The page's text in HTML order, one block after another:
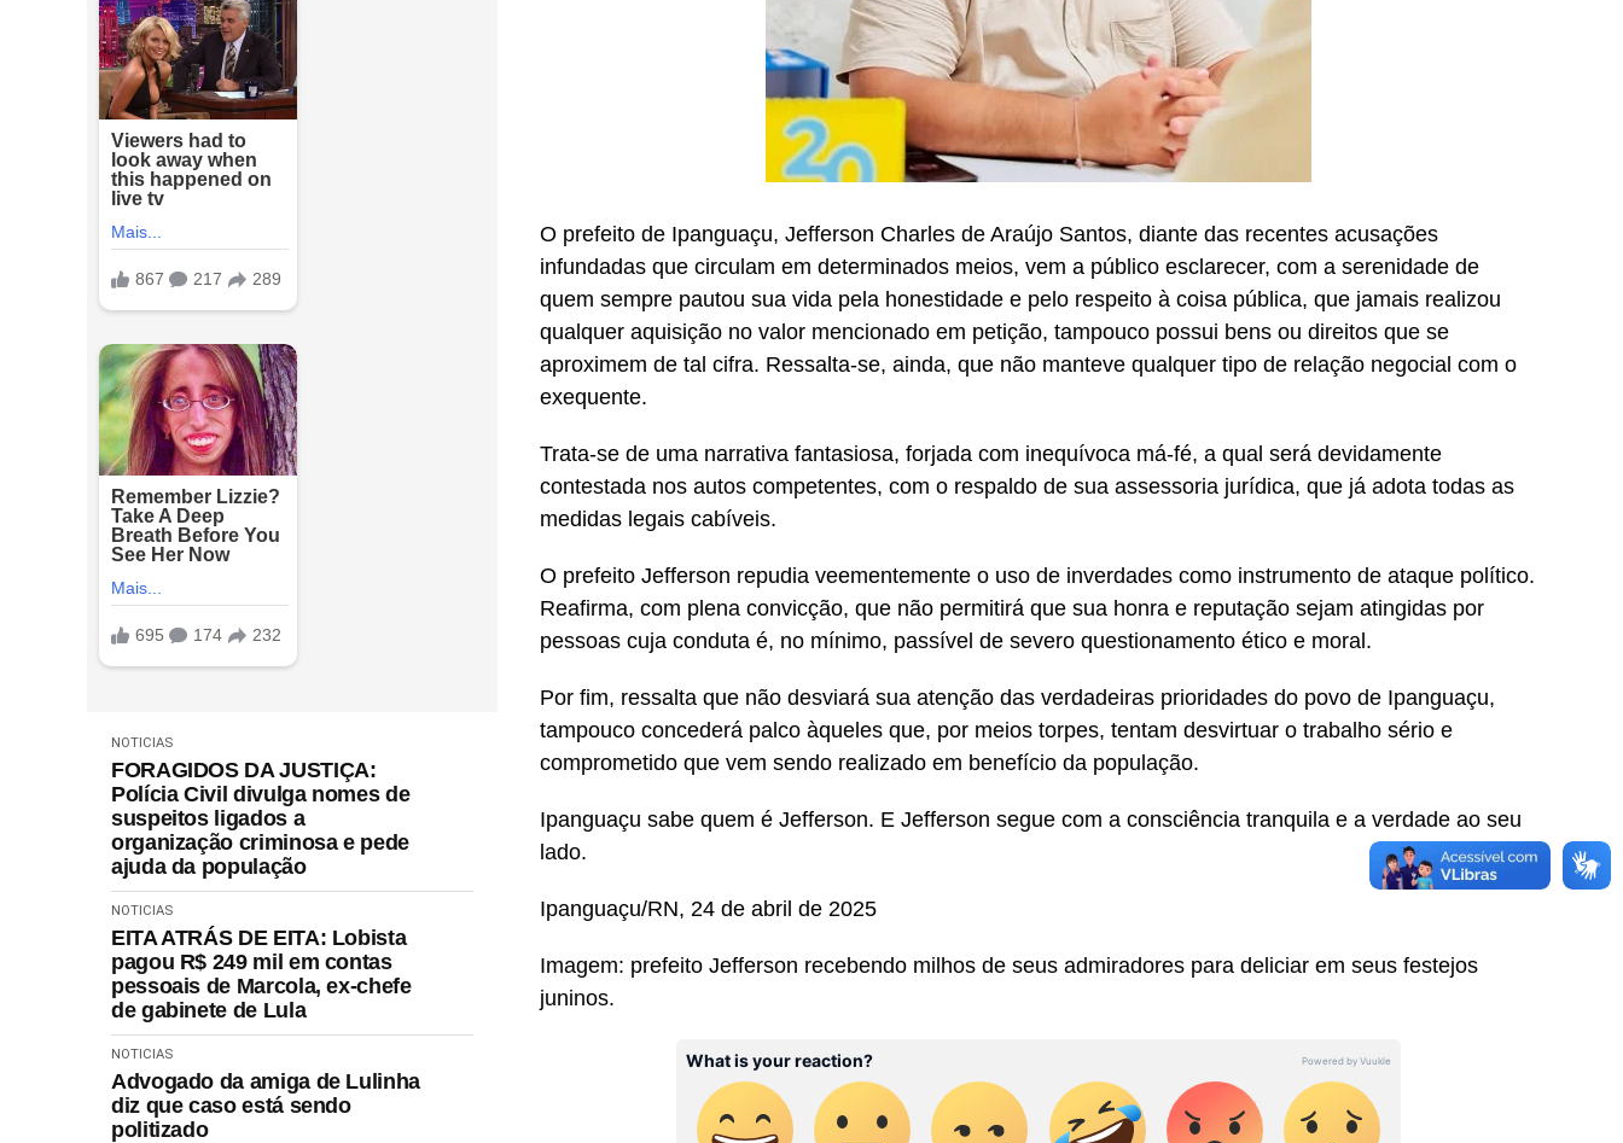
NOTICIAS
FORAGIDOS DA JUSTIÇA:
Polícia Civil divulga nomes de
suspeitos ligados a
organização criminosa e pede
ajuda da população
NOTICIAS
EITA ATRÁS DE EITA: Lobista
pagou R$ 249 mil em contas
pessoais de Marcola, ex-chefe
de gabinete de Lula
NOTICIAS
Advogado da amiga de Lulinha
diz que caso está sendo
politizado
O prefeito de Ipanguaçu, Jefferson Charles de Araújo Santos, diante das recentes acusações
infundadas que circulam em determinados meios, vem a público esclarecer, com a serenidade de
quem sempre pautou sua vida pela honestidade e pelo respeito à coisa pública, que jamais realizou
qualquer aquisição no valor mencionado em petição, tampouco possui bens ou direitos que se
aproximem de tal cifra. Ressalta-se, ainda, que não manteve qualquer tipo de relação negocial com o
exequente.
Trata-se de uma narrativa fantasiosa, forjada com inequívoca má-fé, a qual será devidamente
contestada nos autos competentes, com o respaldo de sua assessoria jurídica, que já adota todas as
medidas legais cabíveis.
O prefeito Jefferson repudia veementemente o uso de inverdades como instrumento de ataque político.
Reafirma, com plena convicção, que não permitirá que sua honra e reputação sejam atingidas por
pessoas cuja conduta é, no mínimo, passível de severo questionamento ético e moral.
Por fim, ressalta que não desviará sua atenção das verdadeiras prioridades do povo de Ipanguaçu,
tampouco concederá palco àqueles que, por meios torpes, tentam desvirtuar o trabalho sério e
comprometido que vem sendo realizado em benefício da população.
Ipanguaçu sabe quem é Jefferson. E Jefferson segue com a consciência tranquila e a verdade ao seu
lado.
Ipanguaçu/RN, 24 de abril de 2025
Imagem: prefeito Jefferson recebendo milhos de seus admiradores para deliciar em seus festejos
juninos.